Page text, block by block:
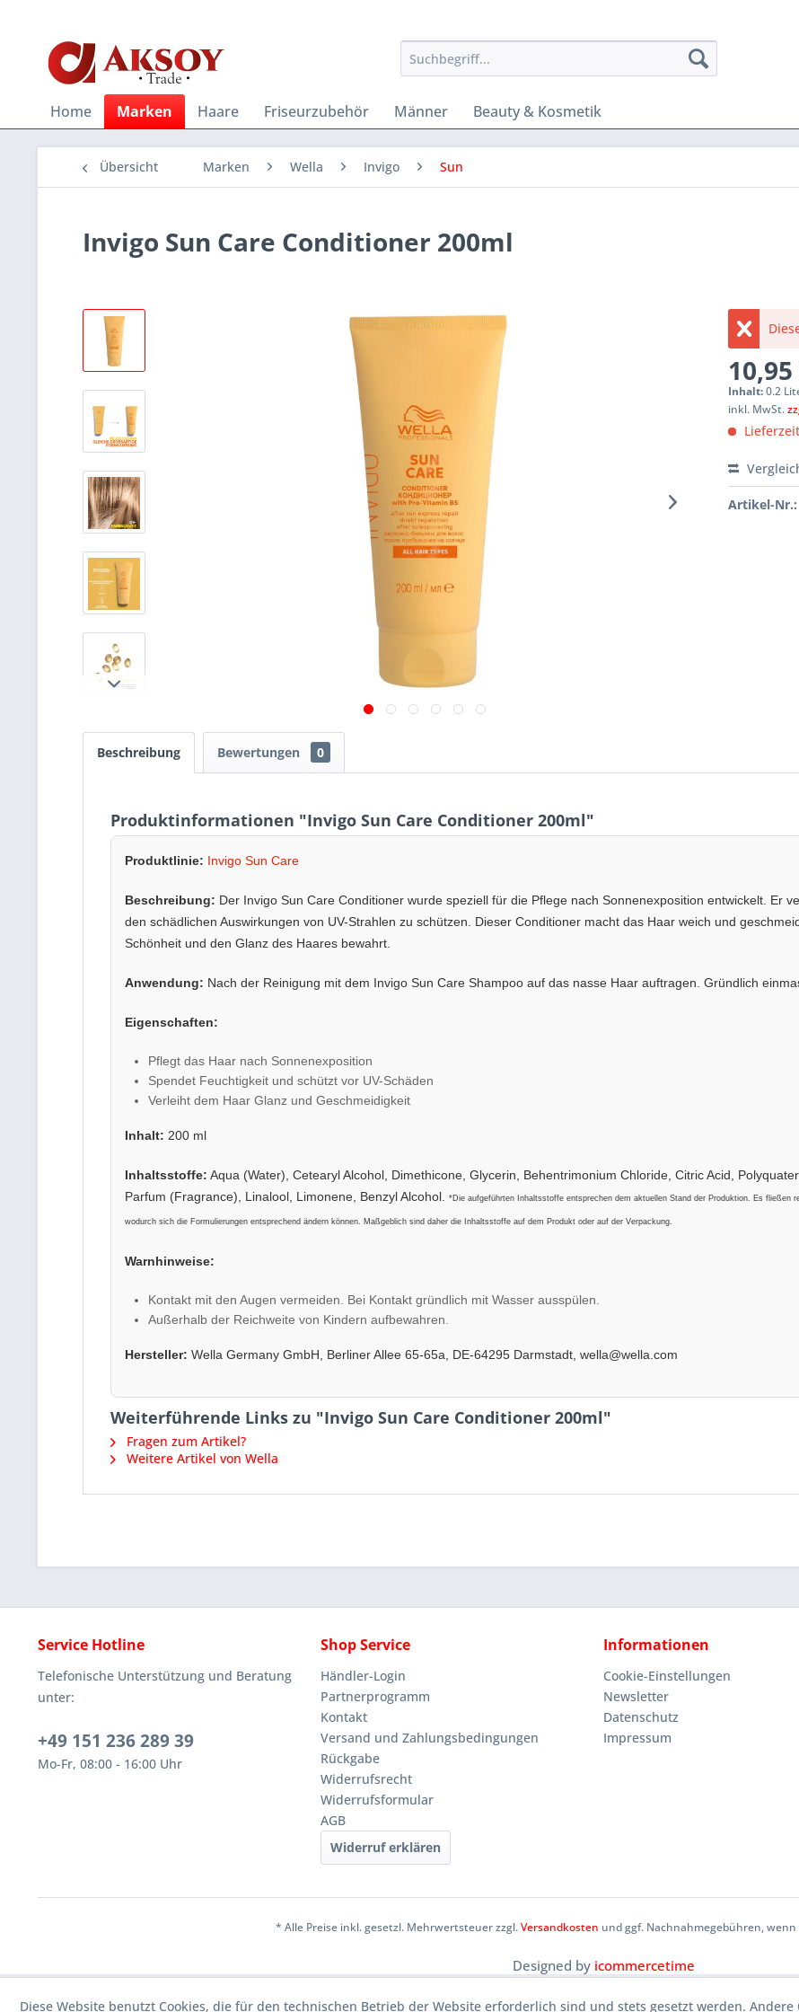
Home Marken Haare Friseurzubehör Männer Beauty & Kosmetik
Übersicht Marken Wella Invigo Sun
Invigo Sun Care Conditioner 200ml
Inhalt:0.2
inkl. MwSt.
Artikel-Nr.:
Beschreibung Bewertungen 0
Produktinformationen "Invigo Sun Care Conditioner 200ml"
Produktlinie: Invigo Sun Care
Beschreibung: Der Invigo Sun Care Conditioner wurde speziell für die Pflege nach Sonnenexposition entwickelt. Er
den schädlichen Auswirkungen von UV-Strahlen zu schützen. Dieser Conditioner macht das Haar weich und
Schönheit und den Glanz des Haares bewahrt.
Anwendung: Nach der Reinigung mit dem Invigo Sun Care Shampoo auf das nasse Haar auftragen. Gründlich
Eigenschaften:
Pflegt das Haar nach Sonnenexposition
Spendet Feuchtigkeit und schützt vor UV-Schäden
Verleiht dem Haar Glanz und Geschmeidigkeit
Inhalt: 200 ml
Inhaltsstoffe: Aqua (Water), Cetearyl Alcohol, Dimethicone, Glycerin, Behentrimonium Chloride, Citric Acid,
Parfum (Fragrance), Linalool, Limonene, Benzyl Alcohol.
*Die aufgeführten Inhaltsstoffe entsprechen dem aktuellen Stand der Produktion. Es fließen
wodurch sich die Formulierungen entsprechend ändern können. Maßgeblich sind daher die Inhaltsstoffe auf dem Produkt oder auf der Verpackung.
Warnhinweise:
Kontakt mit den Augen vermeiden. Bei Kontakt gründlich mit Wasser ausspülen.
Außerhalb der Reichweite von Kindern aufbewahren.
Hersteller: Wella Germany GmbH, Berliner Allee 65-65a, DE-64295 Darmstadt, wella@wella.com
Weiterführende Links zu "Invigo Sun Care Conditioner 200ml"
Fragen zum Artikel?
Weitere Artikel von Wella
Service Hotline
Telefonische Unterstützung und Beratung
unter:
+49 151 236 289 39
Mo-Fr, 08:00 - 16:00 Uhr
Shop Service
Händler-Login
Partnerprogramm
Kontakt
Versand und Zahlungsbedingungen
Rückgabe
Widerrufsrecht
Widerrufsformular
AGB
Widerruf erklären
Informationen
Cookie-Einstellungen
Newsletter
Datenschutz
Impressum
* Alle Preise inkl. gesetzl. Mehrwertsteuer zzgl.Versandkosten und ggf. Nachnahmegebühren,
Designed by icommercetime
Diese Website benutzt Cookies, die für den technischen Betrieb der Website erforderlich sind und stets gesetzt werden. Andere